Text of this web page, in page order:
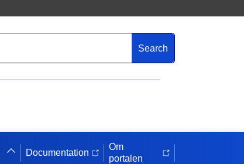
Search
Documentation
Om
portalen